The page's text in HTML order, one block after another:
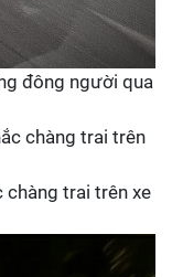
đông người qua
chàng trai trên xe